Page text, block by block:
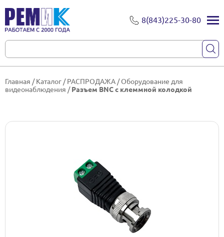
8(843)225-30-80
Главная /Каталог /РАСПРОДАЖА /Оборудование для
видеонаблюдения /Разъем BNC с клеммной колодкой